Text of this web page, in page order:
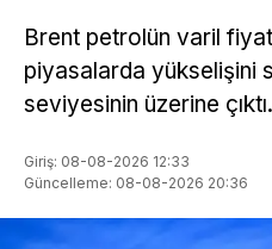
Brent petrolün varil
piyasalarda yükselişini
seviyesinin üzerine çıktı.
Giriş: 08-08-2026 12:33
Güncelleme: 08-08-2026 20:36